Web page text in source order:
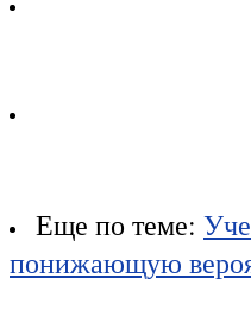
Еще по теме:
понижающую